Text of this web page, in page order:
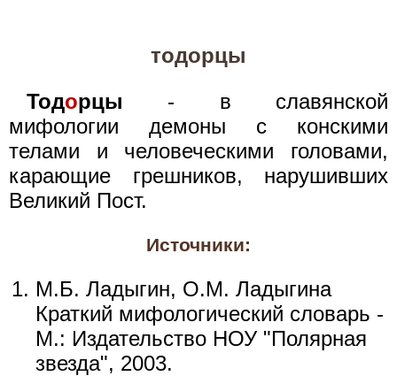
тодорцы
Тодорцы - в славянской
мифологии демоны с конскими
телами и человеческими головами,
карающие грешников, нарушивших
Великий Пост.
Источники:
М.Б. Ладыгин, О.М. Ладыгина
Краткий мифологический словарь -
М.: Издательство НОУ "Полярная
звезда", 2003.